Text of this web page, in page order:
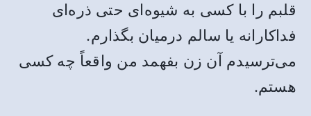
قلبم را با کسی به شیوه‌ای حتی ذره‌ای
فداکارانه یا سالم درمیان بگذارم.
می‌ترسیدم آن زن بفهمد من واقعاً چه کسی
هستم.